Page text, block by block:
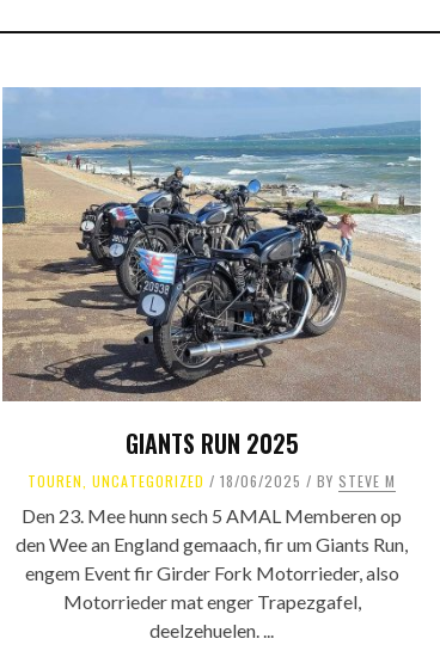
GIANTS RUN 2025
TOUREN UNCATEGORIZED 18/06/2025 BY STEVE M
Den 23. Mee hunn sech 5 AMAL Memberen op
den Wee an England gemaach, fir um Giants Run,
engem Event fir Girder Fork Motorrieder, also
Motorrieder mat enger Trapezgafel,
deelzehuelen. ...